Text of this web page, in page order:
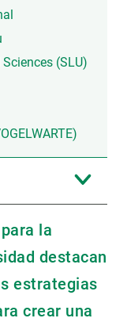
(SLU)
la
destacan
estrategias
crear una